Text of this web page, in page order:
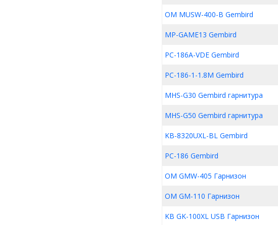
OM MUSW-400-B Gembird
MP-GAME13 Gembird
PC-186A-VDE Gembird
PC-186-1-1.8M Gembird
MHS-G30 Gembird гарнитура
MHS-G50 Gembird гарнитура
KB-8320UXL-BL Gembird
PC-186 Gembird
OM GMW-405 Гарнизон
OM GM-110 Гарнизон
KB GK-100XL USB Гарнизон